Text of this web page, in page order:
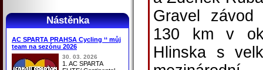
Nástěnka
AC SPARTA PRAHSA Cycling ‘‘ můj
team na sezónu 2026
30. 03. 2026
1. AC SPARTA
Gravel závod
130 km v
Hlinska s